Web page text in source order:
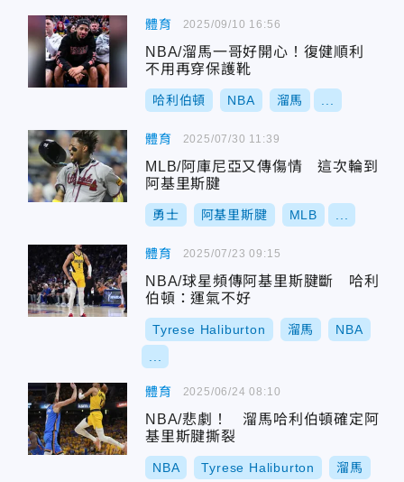
體育
NBA/溜馬一哥好開心！復健順利
不用再穿保護靴
哈利伯頓 NBA 溜馬
2025/09/10 16:56
體育
MLB/阿庫尼亞又傳傷情 這次輪到
阿基里斯腱
勇士 阿基里斯腱 MLB
2025/07/30 11:39
體育
NBA/球星頻傳阿基里斯腱斷 哈利
伯頓：運氣不好
Tyrese Haliburton 溜馬 NBA
2025/07/23 09:15
體育
NBA/悲劇！ 溜馬哈利伯頓確定阿
基里斯腱撕裂
NBA Tyrese Haliburton 溜馬
2025/06/24 08:10